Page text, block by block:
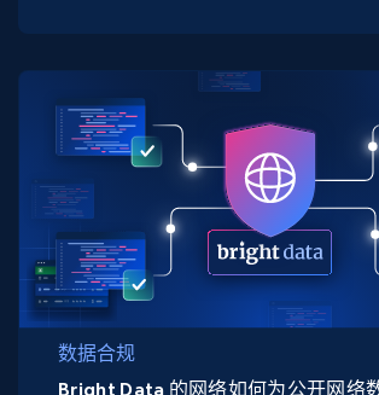
数据合规
Bright Data 的网络如何为公开网络